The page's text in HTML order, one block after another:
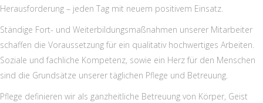
Herausforderung – jeden Tag mit neuem positivem Einsatz.
Ständige Fort- und Weiterbildungsmaßnahmen unserer Mitarbeiter
schaffen die Voraussetzung für ein qualitativ hochwertiges Arbeiten.
Soziale und fachliche Kompetenz, sowie ein Herz für den Menschen
sind die Grundsätze unserer täglichen Pflege und Betreuung.
Pflege definieren wir als ganzheitliche Betreuung von Körper, Geist